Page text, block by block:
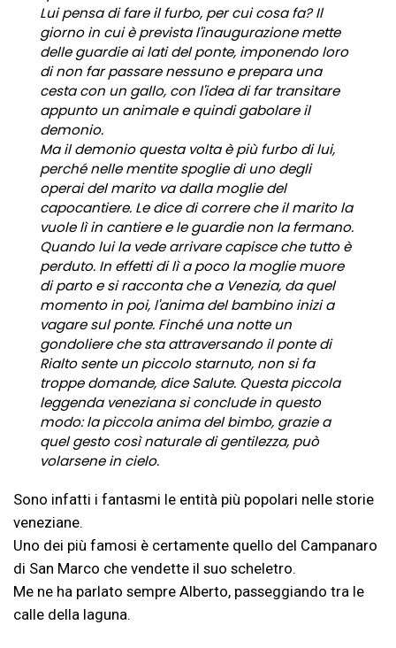
Lui pensa di fare il furbo, per cui cosa fa? Il
giorno in cui è prevista l'inaugurazione mette
delle guardie ai lati del ponte, imponendo loro
di non far passare nessuno e prepara una
cesta con un gallo, con l'idea di far transitare
appunto un animale e quindi gabolare il
demonio.
Ma il demonio questa volta è più furbo di lui,
perché nelle mentite spoglie di uno degli
operai del marito va dalla moglie del
capocantiere. Le dice di correre che il marito la
vuole lì in cantiere e le guardie non la fermano.
Quando lui la vede arrivare capisce che tutto è
perduto. In effetti di lì a poco la moglie muore
di parto e si racconta che a Venezia, da quel
momento in poi, l'anima del bambino inizi a
vagare sul ponte. Finché una notte un
gondoliere che sta attraversando il ponte di
Rialto sente un piccolo starnuto, non si fa
troppe domande, dice Salute. Questa piccola
leggenda veneziana si conclude in questo
modo: la piccola anima del bimbo, grazie a
quel gesto così naturale di gentilezza, può
volarsene in cielo.
Sono infatti i fantasmi le entità più popolari nelle storie
veneziane.
Uno dei più famosi è certamente quello del Campanaro
di San Marco che vendette il suo scheletro.
Me ne ha parlato sempre Alberto, passeggiando tra le
calle della laguna.